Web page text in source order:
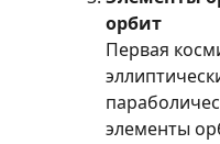
орбит
Первая
элементы